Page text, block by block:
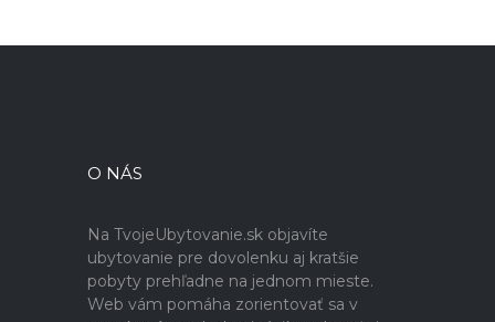
O NÁS
Na TvojeUbytovanie.sk objavíte
ubytovanie pre dovolenku aj kratšie
pobyty prehľadne na jednom mieste.
Web vám pomáha zorientovať sa v